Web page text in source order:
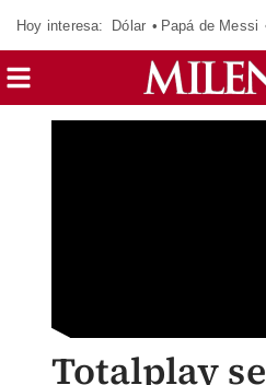
Hoy interesa: Dólar Papá de Messi
Totalplay se